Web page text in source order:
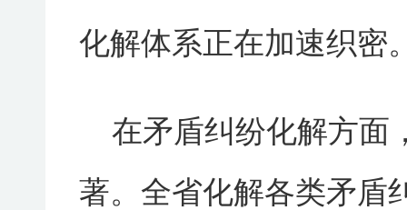
化解体系正在加速织密
在矛盾纠纷化解方面
著。全省化解各类矛盾